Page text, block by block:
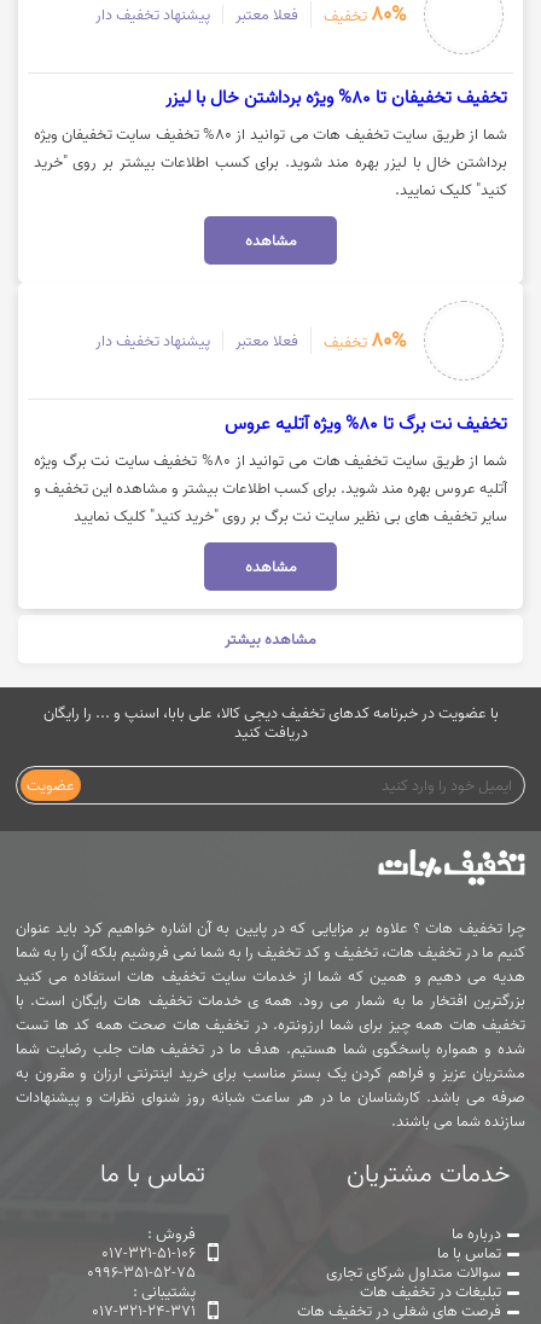
80% تخفیف فعلا معتبر پیشنهاد تخفیف دار
تخفیف تخفیفان تا 80% ویژه برداشتن خال با لیزر
شما از طریق سایت تخفیف هات می توانید از 80% تخفیف سایت تخفیفان ویژه
برداشتن خال با لیزر بهره مند شوید. برای کسب اطلاعات بیشتر بر روی "خرید
کنید" کلیک نمایید.
مشاهده
80% تخفیف فعلا معتبر پیشنهاد تخفیف دار
تخفیف نت برگ تا 80% ویژه آتلیه عروس
شما از طریق سایت تخفیف هات می توانید از 80% تخفیف سایت نت برگ ویژه
آتلیه عروس بهره مند شوید. برای کسب اطلاعات بیشتر و مشاهده این تخفیف و
سایر تخفیف های بی نظیر سایت نت برگ بر روی "خرید کنید" کلیک نمایید
مشاهده
مشاهده بیشتر
با عضویت در خبرنامه کدهای تخفیف دیجی کالا، علی بابا، اسنپ و ... را رایگان
دریافت کنید
عضویت
چرا تخفیف هات ؟ علاوه بر مزایایی که در پایین به آن اشاره خواهیم کرد باید عنوان
کنیم ما در تخفیف هات، تخفیف و کد تخفیف را به شما نمی فروشیم بلکه آن را به شما
هدیه می دهیم و همین که شما از خدمات سایت تخفیف هات استفاده می کنید
بزرگترین افتخار ما به شمار می رود. همه ی خدمات تخفیف هات رایگان است. با
تخفیف هات همه چیز برای شما ارزونتره. در تخفیف هات صحت همه کد ها تست
شده و همواره پاسخگوی شما هستیم. هدف ما در تخفیف هات جلب رضایت شما
مشتریان عزیز و فراهم کردن یک بستر مناسب برای خرید اینترنتی ارزان و مقرون به
صرفه می باشد. کارشناسان ما در هر ساعت شبانه روز شنوای نظرات و پیشنهادات
سازنده شما می باشند.
خدمات مشتریان
درباره ما
تماس با ما
سوالات متداول شرکای تجاری
تبلیغات در تخفیف هات
فرصت های شغلی در تخفیف هات
تماس با ما
فروش :
017-321-51-106
0996-351-52-75
پشتیبانی :
017-321-24-371